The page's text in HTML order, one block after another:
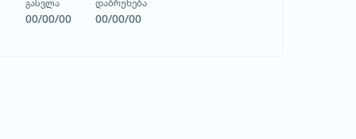
გასვლა
00/00/00
დაბრუნება
00/00/00